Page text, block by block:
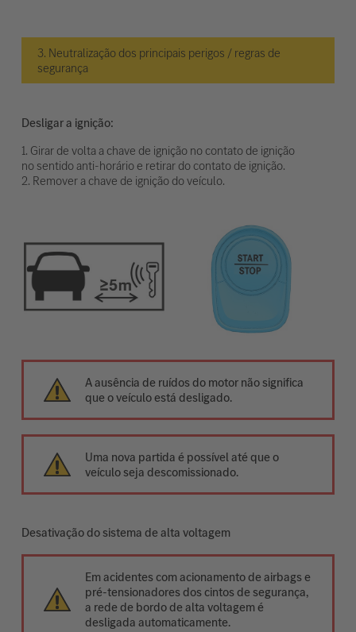
3. Neutralização dos principais perigos / regras de
segurança
Desligar a ignição:
1. Girar de volta a chave de ignição no contato de ignição
no sentido anti-horário e retirar do contato de ignição.
2. Remover a chave de ignição do veículo.
A ausência de ruídos do motor não significa
que o veículo está desligado.
Uma nova partida é possível até que o
veículo seja descomissionado.
Desativação do sistema de alta voltagem
Em acidentes com acionamento de airbags e
pré-tensionadores dos cintos de segurança,
a rede de bordo de alta voltagem é
desligada automaticamente.